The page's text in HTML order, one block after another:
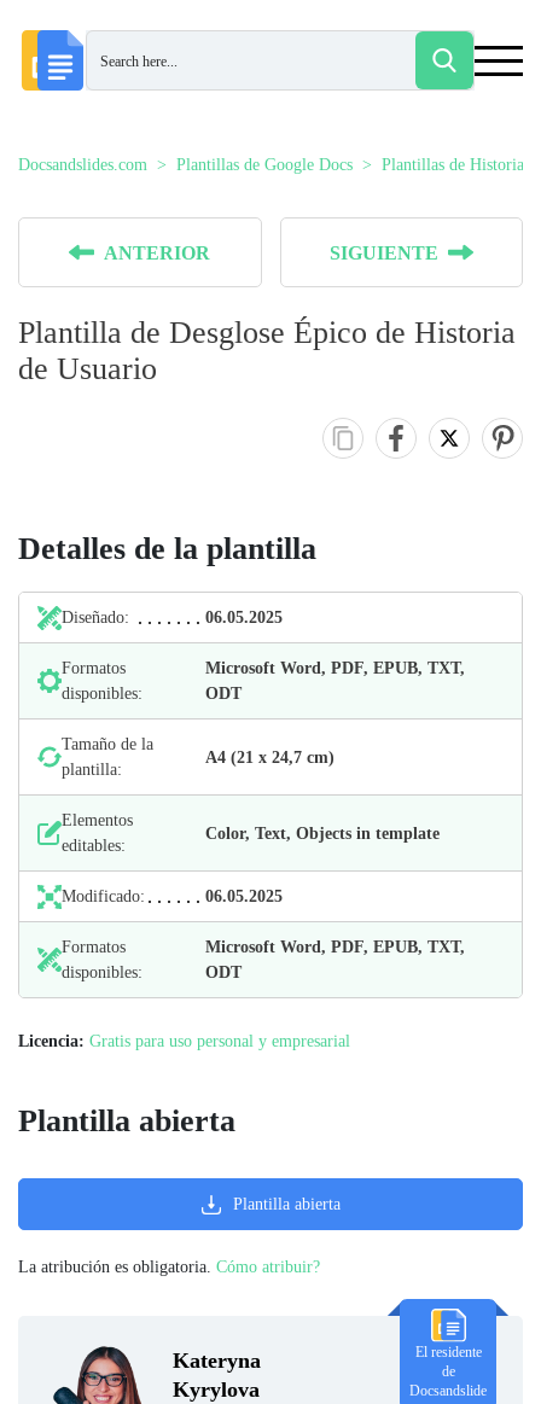
Docsandslides.com Plantillas de Google Docs Plantillas de Historia
ANTERIOR SIGUIENTE
Plantilla de Desglose Épico de Historia
de Usuario
Detalles de la plantilla
Diseñado: 06.05.2025
Formatos
disponibles:
Microsoft Word, PDF, EPUB, TXT,
ODT
Tamaño de la
plantilla:
А4 (21 х 24,7 cm)
Elementos
editables:
Color, Text, Objects in template
Modificado: 06.05.2025
Formatos
disponibles:
Microsoft Word, PDF, EPUB, TXT,
ODT
Licencia: Gratis para uso personal y empresarial
Kateryna
Kyrylova
El residente
de
Docsandslide
Plantilla abierta
Plantilla abierta
La atribución es obligatoria. Cómo atribuir?